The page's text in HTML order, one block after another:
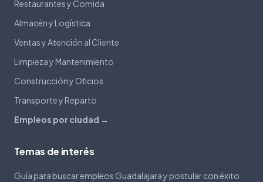
Restaurantes y Comida
Almacén y Logística
Ventas y Atención al Cliente
Limpieza y Mantenimiento
Construcción y Oficios
Transporte y Reparto
Empleos por ciudad →
Temas de interés
Guía para buscar empleos Guadalajara y postular con éxito